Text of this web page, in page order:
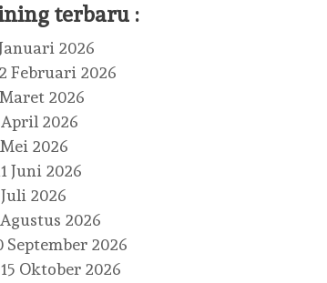
terbaru :
2026
Februari 2026
2026
2026
2026
Juni 2026
2026
2026
September 2026
Oktober 2026